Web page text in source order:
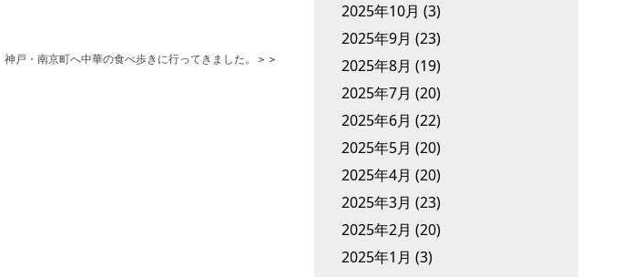
神戸・南京町へ中華の食べ歩きに行ってきました。 ＞＞
2025年10月 (3)
2025年9月 (23)
2025年8月 (19)
2025年7月 (20)
2025年6月 (22)
2025年5月 (20)
2025年4月 (20)
2025年3月 (23)
2025年2月 (20)
2025年1月 (3)